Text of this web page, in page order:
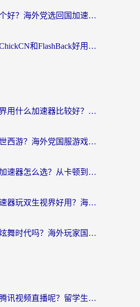
穿梭和银河哪个好？海外党选回国加速器的避坑指南，附番茄加速器实测体验
海外党必看：ChickCN和FlashBack好用吗？3招教你选对回国加速器（附云极、HomeCN、斧牛vs艾果对比）
英国玩双生视界用什么加速器比较好？海外党亲测有效的国服游戏加速方案
泰国怎么玩傲世西游？海外党国服游戏加速终极攻略（附光明大陆量子特攻实测）
国外光明大陆加速器怎么选？从卡顿到丝滑的终极指南（含德国玩走开外星人墨西哥玩俄罗斯方块技巧）
在国外什么加速器玩双生视界好用？海外党亲测不踩坑的终极指南
在国外可以打炫舞时代吗？海外玩家国服游戏加速全攻略（附实测推荐）
在国外怎么看腾讯视频直播呢？留学生亲测有效的回国加速指南